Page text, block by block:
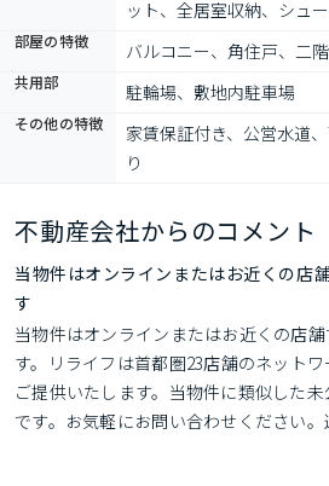
ット、全居室収納、シュ
部屋の特徴 バルコニー、角住戸、二
共用部 駐輪場、敷地内駐車場
その他の特徴
家賃保証付き、公営水道
り
不動産会社からのコメント
当物件はオンラインまたはお近くの店
す
当物件はオンラインまたはお近くの店
す。リライフは首都圏23店舗のネット
ご提供いたします。当物件に類似した
です。お気軽にお問い合わせください